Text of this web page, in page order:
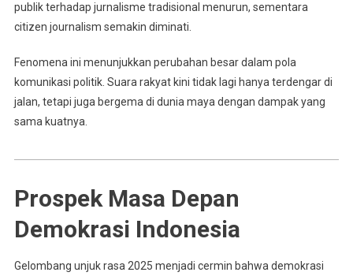
publik terhadap jurnalisme tradisional menurun, sementara
citizen journalism semakin diminati.
Fenomena ini menunjukkan perubahan besar dalam pola
komunikasi politik. Suara rakyat kini tidak lagi hanya terdengar di
jalan, tetapi juga bergema di dunia maya dengan dampak yang
sama kuatnya.
Prospek Masa Depan
Demokrasi Indonesia
Gelombang unjuk rasa 2025 menjadi cermin bahwa demokrasi